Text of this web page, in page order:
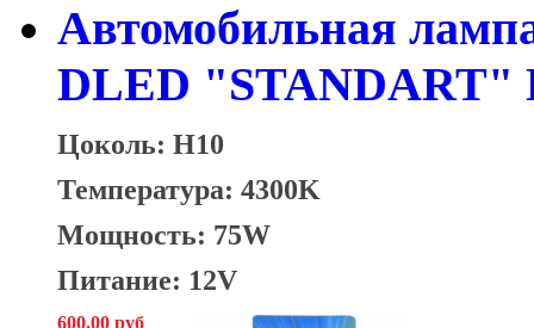
Автомобильная
DLED "STANDART"
Цоколь: H10
Температура: 4300K
Мощность: 75W
Питание: 12V
600.00 руб